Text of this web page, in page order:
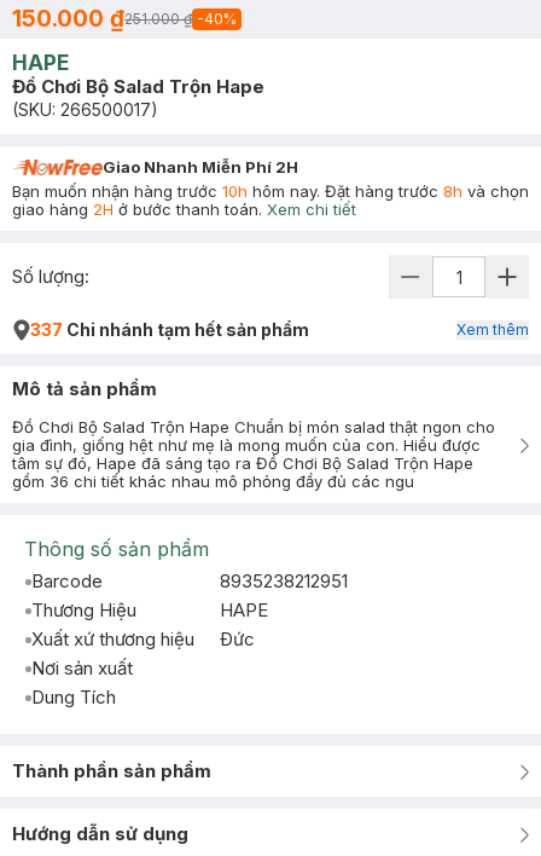
150.000 ₫251.000 ₫ -40%
HAPE
Đồ Chơi Bộ Salad Trộn Hape
(SKU: 266500017)
Giao Nhanh Miễn Phí 2H
Bạn muốn nhận hàng trước 10h hôm nay. Đặt hàng trước 8h và chọn
giao hàng 2H ở bước thanh toán. Xem chi tiết
Số lượng:
337 Chi nhánh tạm hết sản phẩm Xem thêm
Mô tả sản phẩm
Đồ Chơi Bộ Salad Trộn Hape Chuẩn bị món salad thật ngon cho
gia đình, giống hệt như mẹ là mong muốn của con. Hiểu được
tâm sự đó, Hape đã sáng tạo ra Đồ Chơi Bộ Salad Trộn Hape
gồm 36 chi tiết khác nhau mô phỏng đầy đủ các ngu
Thông số sản phẩm
Barcode
8935238212951
Thương Hiệu
HAPE
Xuất xứ thương hiệu
Ðức
Nơi sản xuất
Dung Tích
Thành phần sản phẩm
Hướng dẫn sử dụng